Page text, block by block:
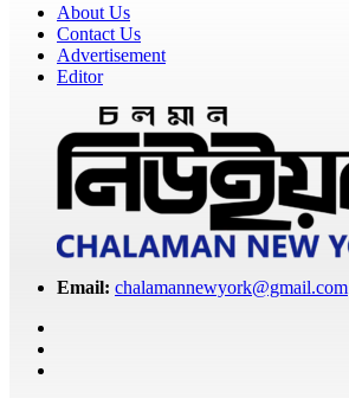
About Us
Contact Us
Advertisement
Editor
Email: chalamannewyork@gmail.com